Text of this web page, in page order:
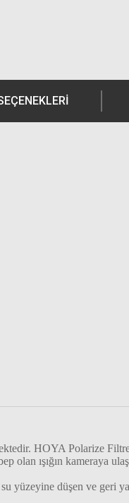
HOYA Polarize
ışığın kameraya
düşen ve geri